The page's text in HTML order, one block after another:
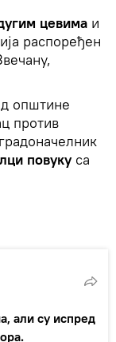
цевима и
распоређен
општине
против
повуку са
али су испред